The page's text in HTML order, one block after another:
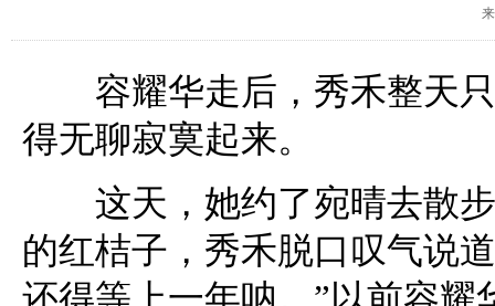
容耀华走后，秀禾整天只
得无聊寂寞起来。
这天，她约了宛晴去散步
的红桔子，秀禾脱口叹气说